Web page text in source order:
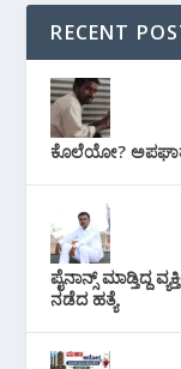
RECENT
ಕೊಲೆಯೋ?
ಪೈನಾನ್ಸ್ ಮಾಡ್ತಿದ್ದ
ನಡೆದ ಹತ್ಯೆ